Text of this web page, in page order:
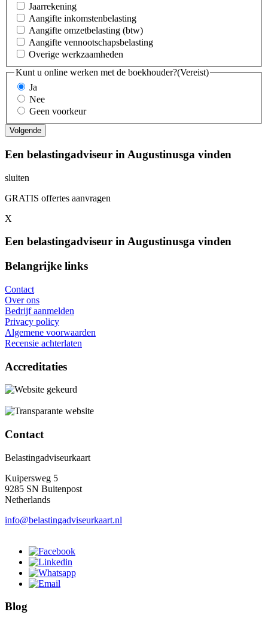
Jaarrekening
Aangifte inkomstenbelasting
Aangifte omzetbelasting (btw)
Aangifte vennootschapsbelasting
Overige werkzaamheden
Kunt u online werken met de boekhouder?(Vereist)
Ja
Nee
Geen voorkeur
Een belastingadviseur in Augustinusga vinden
sluiten
GRATIS offertes aanvragen
X
Een belastingadviseur in Augustinusga vinden
Belangrijke links
Contact
Over ons
Bedrijf aanmelden
Privacy policy
Algemene voorwaarden
Recensie achterlaten
Accreditaties
Contact
Belastingadviseurkaart
Kuipersweg 5
9285 SN Buitenpost
Netherlands
info@belastingadviseurkaart.nl
Blog